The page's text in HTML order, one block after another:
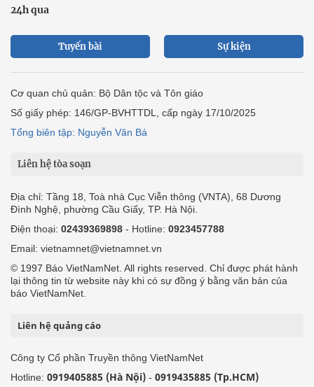
24h qua
Tuyến bài Sự kiện
Cơ quan chủ quản: Bộ Dân tộc và Tôn giáo
Số giấy phép: 146/GP-BVHTTDL, cấp ngày 17/10/2025
Tổng biên tập: Nguyễn Văn Bá
Liên hệ tòa soạn
Địa chỉ: Tầng 18, Toà nhà Cục Viễn thông (VNTA), 68 Dương
Đình Nghệ, phường Cầu Giấy, TP. Hà Nội.
Điện thoại: 02439369898 - Hotline: 0923457788
Email: vietnamnet@vietnamnet.vn
© 1997 Báo VietNamNet. All rights reserved. Chỉ được phát hành
lại thông tin từ website này khi có sự đồng ý bằng văn bản của
báo VietNamNet.
Liên hệ quảng cáo
Công ty Cổ phần Truyền thông VietNamNet
Hotline: 0919405885 (Hà Nội) - 0919435885 (Tp.HCM)